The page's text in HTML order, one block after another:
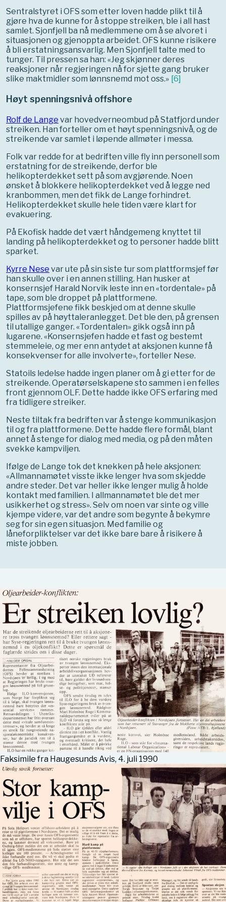
Sentralstyret i OFS som etter loven hadde plikt til å
gjøre hva de kunne for å stoppe streiken, ble i all hast
samlet. Sjonfjell ba nå medlemmene om å se alvoret i
situasjonen og gjenoppta arbeidet. OFS kunne risikere
å bli erstatningsansvarlig. Men Sjonfjell talte med to
tunger. Til pressen sa han: «Jeg skjønner deres
reaksjoner når regjeringen nå for sjette gang bruker
slike maktmidler som lønnsnemd mot oss.» [6]
Høyt spenningsnivå offshore
Rolf de Lange var hovedverneombud på Statfjord under
streiken. Han forteller om et høyt spenningsnivå, og de
streikende var samlet i løpende allmøter i messa.
Folk var redde for at bedriften ville fly inn personell som
erstatning for de streikende, derfor ble
helikopterdekket sett på som avgjørende. Noen
ønsket å blokkere helikopterdekket ved å legge ned
kranbommen, men det fikk de Lange forhindret.
Helikopterdekket skulle hele tiden være klart for
evakuering.
På Ekofisk hadde det vært håndgemeng knyttet til
landing på helikopterdekket og to personer hadde blitt
sparket.
Kyrre Nese var ute på sin siste tur som plattformsjef før
han skulle over i en annen stilling. Han husker at
konsernsjef Harald Norvik leste inn en «tordentale» på
tape, som ble droppet på plattformene.
Plattformsjefene fikk beskjed om at denne skulle
spilles av på høyttaleranlegget. Det ble den, på grensen
til utallige ganger. «Tordentalen» gikk også inn på
lugarene. «Konsernsjefen hadde et fast og bestemt
stemmeleie, og mer enn antydet at aksjonen kunne få
konsekvenser for alle involverte», forteller Nese.
Statoils ledelse hadde ingen planer om å gi etter for de
streikende. Operatørselskapene sto sammen i en felles
front gjennom OLF. Dette hadde ikke OFS erfaring med
fra tidligere streiker.
Neste tiltak fra bedriften var å stenge kommunikasjon
til og fra plattformene. Dette hadde flere formål, blant
annet å stenge for dialog med media, og på den måten
svekke kampviljen.
Ifølge de Lange tok det knekken på hele aksjonen:
«Allmannamøtet visste ikke lenger hva som skjedde
andre steder. Det var heller ikke lenger mulig å holde
kontakt med familien. I allmannamøtet ble det mer
usikkerhet og stress». Selv om noen var sinte og ville
kjempe videre, var det andre som begynte å bekymre
seg for sin egen situasjon. Med familie og
låneforpliktelser var det ikke bare bare å risikere å
miste jobben.
Faksimile fra Haugesunds Avis, 4. juli 1990